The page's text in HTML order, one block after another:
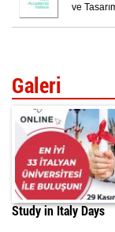
ve
Galeri
Study in Italy Days